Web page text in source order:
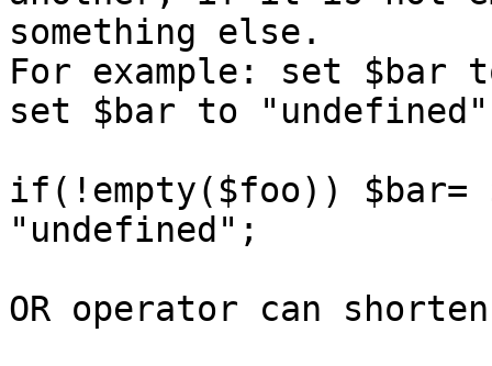
something else.
For example: set
set $bar to
if(!empty($foo)) $bar=
"undefined";
OR operator can